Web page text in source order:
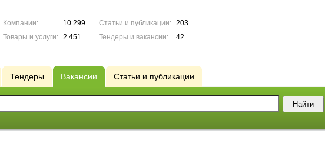
Компании:
10 299
Товары и услуги:
2 451
Статьи и публикации:
203
Тендеры и вакансии:
42
Тендеры Вакансии Статьи и публикации